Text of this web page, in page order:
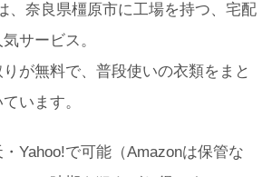
、奈良県橿原市に工場を持つ、宅配
サービス。
が無料で、普段使いの衣類をまと
います。
Yahoo!で可能（Amazonは保管な